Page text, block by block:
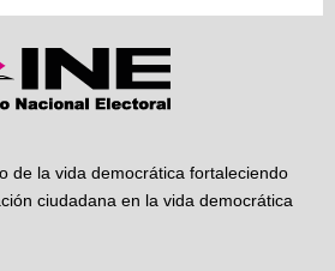
de la vida democrática fortaleciendo
ciudadana en la vida democrática